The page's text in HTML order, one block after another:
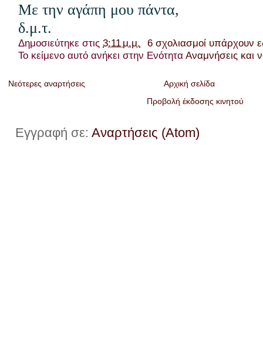
Με την αγάπη μου πάντα,
δ.μ.τ.
Δημοσιεύτηκε στις3:11 μ.μ.
6 σχολιασμοί υπάρχουν
Το κείμενο αυτό ανήκει στην ΕνότηταΑναμνήσεις και
Νεότερες αναρτήσεις
Αρχική σελίδα
Προβολή έκδοσης κινητού
Εγγραφή σε:Αναρτήσεις (Atom)